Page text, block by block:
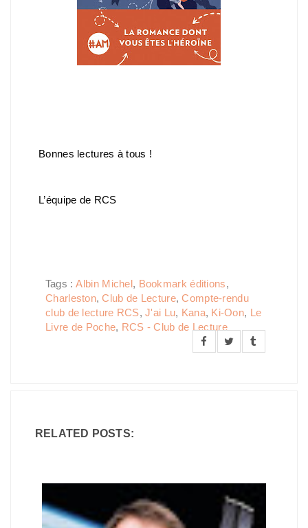
Bonnes lectures à tous !
L’équipe de RCS
Tags :Albin Michel, Bookmark éditions,
Charleston,Club de Lecture,Compte-rendu
club de lecture RCS,J'ai Lu, Kana, Ki-Oon, Le
Livre de Poche, RCS - Club de Lecture
RELATED POSTS: